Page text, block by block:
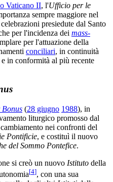
Vaticano II, l'Ufficio per le
sempre maggiore nel
presiedute dal Santo
per l'incidenza dei mass-
per l'attuazione della
conciliari, in continuità
e in conformità al più recente
Bonus (28 giugno 1988), in
liturgico promosso dal
nei confronti del
Pontificie, e costituì il nuovo
del Sommo Pontefice.
si creò un nuovo Istituto della
[4], con una sua